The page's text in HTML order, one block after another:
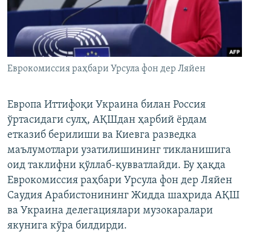
Еврокомиссия раҳбари Урсула фон дер Ляйен
Европа Иттифоқи Украина билан Россия
ўртасидаги сулҳ, АҚШдан ҳарбий ёрдам
етказиб берилиши ва Киевга разведка
маълумотлари узатилишининг тикланишига
оид таклифни қўллаб-қувватлайди. Бу ҳақда
Еврокомиссия раҳбари Урсула фон дер Ляйен
Саудия Арабистонининг Жидда шаҳрида АҚШ
ва Украина делегациялари музокаралари
якунига кўра билдирди.